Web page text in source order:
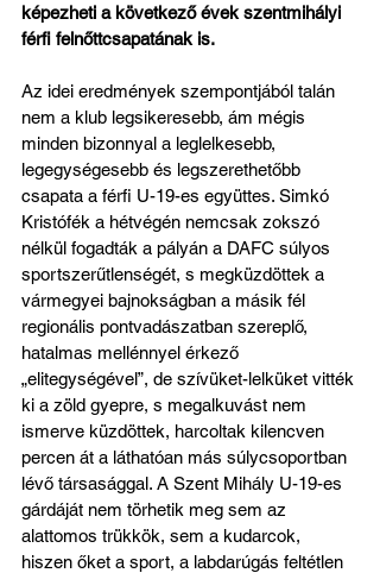
képezheti a következő évek szentmihályi
férfi felnőttcsapatának is.
Az idei eredmények szempontjából talán
nem a klub legsikeresebb, ám mégis
minden bizonnyal a leglelkesebb,
legegységesebb és legszerethetőbb
csapata a férfi U-19-es együttes. Simkó
Kristófék a hétvégén nemcsak zokszó
nélkül fogadták a pályán a DAFC súlyos
sportszerűtlenségét, s megküzdöttek a
vármegyei bajnokságban a másik fél
regionális pontvadászatban szereplő,
hatalmas mellénnyel érkező
„elitegységével”, de szívüket-lelküket vitték
ki a zöld gyepre, s megalkuvást nem
ismerve küzdöttek, harcoltak kilencven
percen át a láthatóan más súlycsoportban
lévő társasággal. A Szent Mihály U-19-es
gárdáját nem törhetik meg sem az
alattomos trükkök, sem a kudarcok,
hiszen őket a sport, a labdarúgás feltétlen